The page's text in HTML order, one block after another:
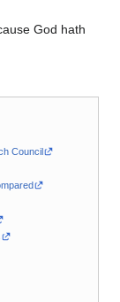
God hath
Council